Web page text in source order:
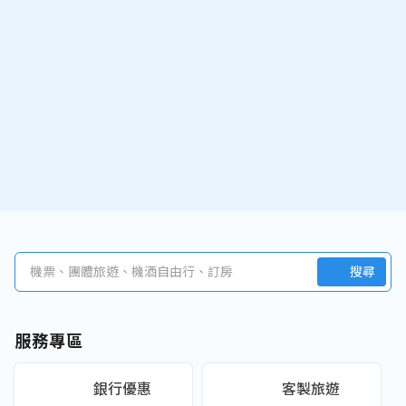
機票、團體旅遊、機酒自由行、訂房 搜尋
服務專區
銀行優惠 客製旅遊